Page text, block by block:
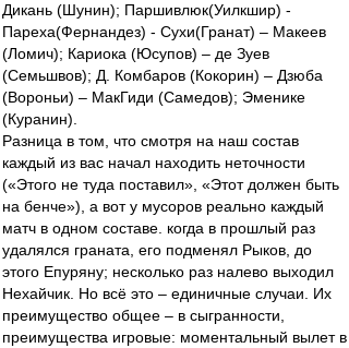
Дикань (Шунин); Паршивлюк(Уилкшир) -
Пареха(Фернандез) - Сухи(Гранат) – Макеев
(Ломич); Кариока (Юсупов) – де Зуев
(Семьшвов); Д. Комбаров (Кокорин) – Дзюба
(Вороньи) – МакГиди (Самедов); Эменике
(Куранин).
Разница в том, что смотря на наш состав
каждый из вас начал находить неточности
(«Этого не туда поставил», «Этот должен быть
на бенче»), а вот у мусоров реально каждый
матч в одном составе. когда в прошлый раз
удалялся граната, его подменял Рыков, до
этого Епуряну; несколько раз налево выходил
Нехайчик. Но всё это – единичные случаи. Их
преимущество общее – в сыгранности,
преимущества игровые: моментальный вылет в